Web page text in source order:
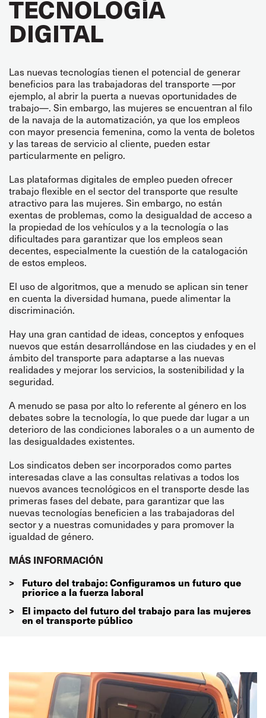
TECNOLOGÍA
DIGITAL
Las nuevas tecnologías tienen el potencial de generar
beneficios para las trabajadoras del transporte —por
ejemplo, al abrir la puerta a nuevas oportunidades de
trabajo—. Sin embargo, las mujeres se encuentran al filo
de la navaja de la automatización, ya que los empleos
con mayor presencia femenina, como la venta de boletos
y las tareas de servicio al cliente, pueden estar
particularmente en peligro.
Las plataformas digitales de empleo pueden ofrecer
trabajo flexible en el sector del transporte que resulte
atractivo para las mujeres. Sin embargo, no están
exentas de problemas, como la desigualdad de acceso a
la propiedad de los vehículos y a la tecnología o las
dificultades para garantizar que los empleos sean
decentes, especialmente la cuestión de la catalogación
de estos empleos.
El uso de algoritmos, que a menudo se aplican sin tener
en cuenta la diversidad humana, puede alimentar la
discriminación.
Hay una gran cantidad de ideas, conceptos y enfoques
nuevos que están desarrollándose en las ciudades y en el
ámbito del transporte para adaptarse a las nuevas
realidades y mejorar los servicios, la sostenibilidad y la
seguridad.
A menudo se pasa por alto lo referente al género en los
debates sobre la tecnología, lo que puede dar lugar a un
deterioro de las condiciones laborales o a un aumento de
las desigualdades existentes.
Los sindicatos deben ser incorporados como partes
interesadas clave a las consultas relativas a todos los
nuevos avances tecnológicos en el transporte desde las
primeras fases del debate, para garantizar que las
nuevas tecnologías beneficien a las trabajadoras del
sector y a nuestras comunidades y para promover la
igualdad de género.
MÁS INFORMACIÓN
Futuro del trabajo: Configuramos un futuro que
priorice a la fuerza laboral
El impacto del futuro del trabajo para las mujeres
en el transporte público